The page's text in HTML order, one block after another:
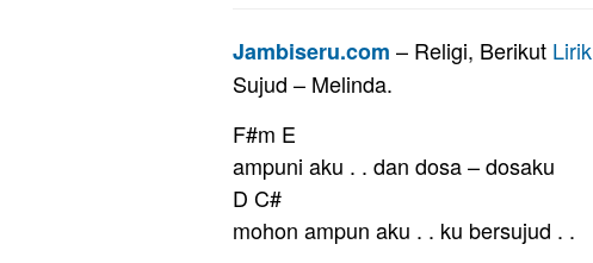
Jambiseru.com – Religi, Berikut Lirik
Sujud – Melinda.
F#m E
ampuni aku . . dan dosa – dosaku
D C#
mohon ampun aku . . ku bersujud . .